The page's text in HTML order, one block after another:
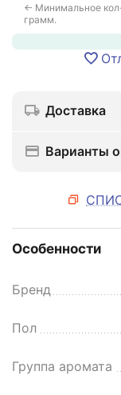
← Минимальное
грамм.
Доставка
Варианты
Особенности
Бренд
Пол
Группа аромата